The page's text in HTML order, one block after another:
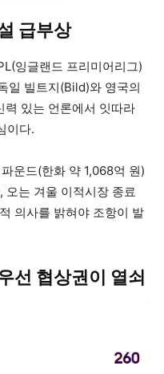
급부상
잉글랜드 프리미어리그)
일 빌트지(Bild)와 영국의
력 있는 언론에서 잇따라
이다.
운드(한화 약 1,068억 원)
오는 겨울 이적시장 종료
의사를 밝혀야 조항이 발
선 협상권이 열쇠